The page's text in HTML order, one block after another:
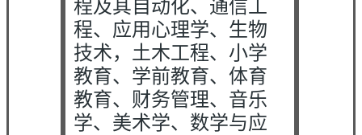
程及其自动化、通信工
程、应用心理学、生物
技术，土木工程、小学
教育、学前教育、体育
教育、财务管理、音乐
学、美术学、数学与应